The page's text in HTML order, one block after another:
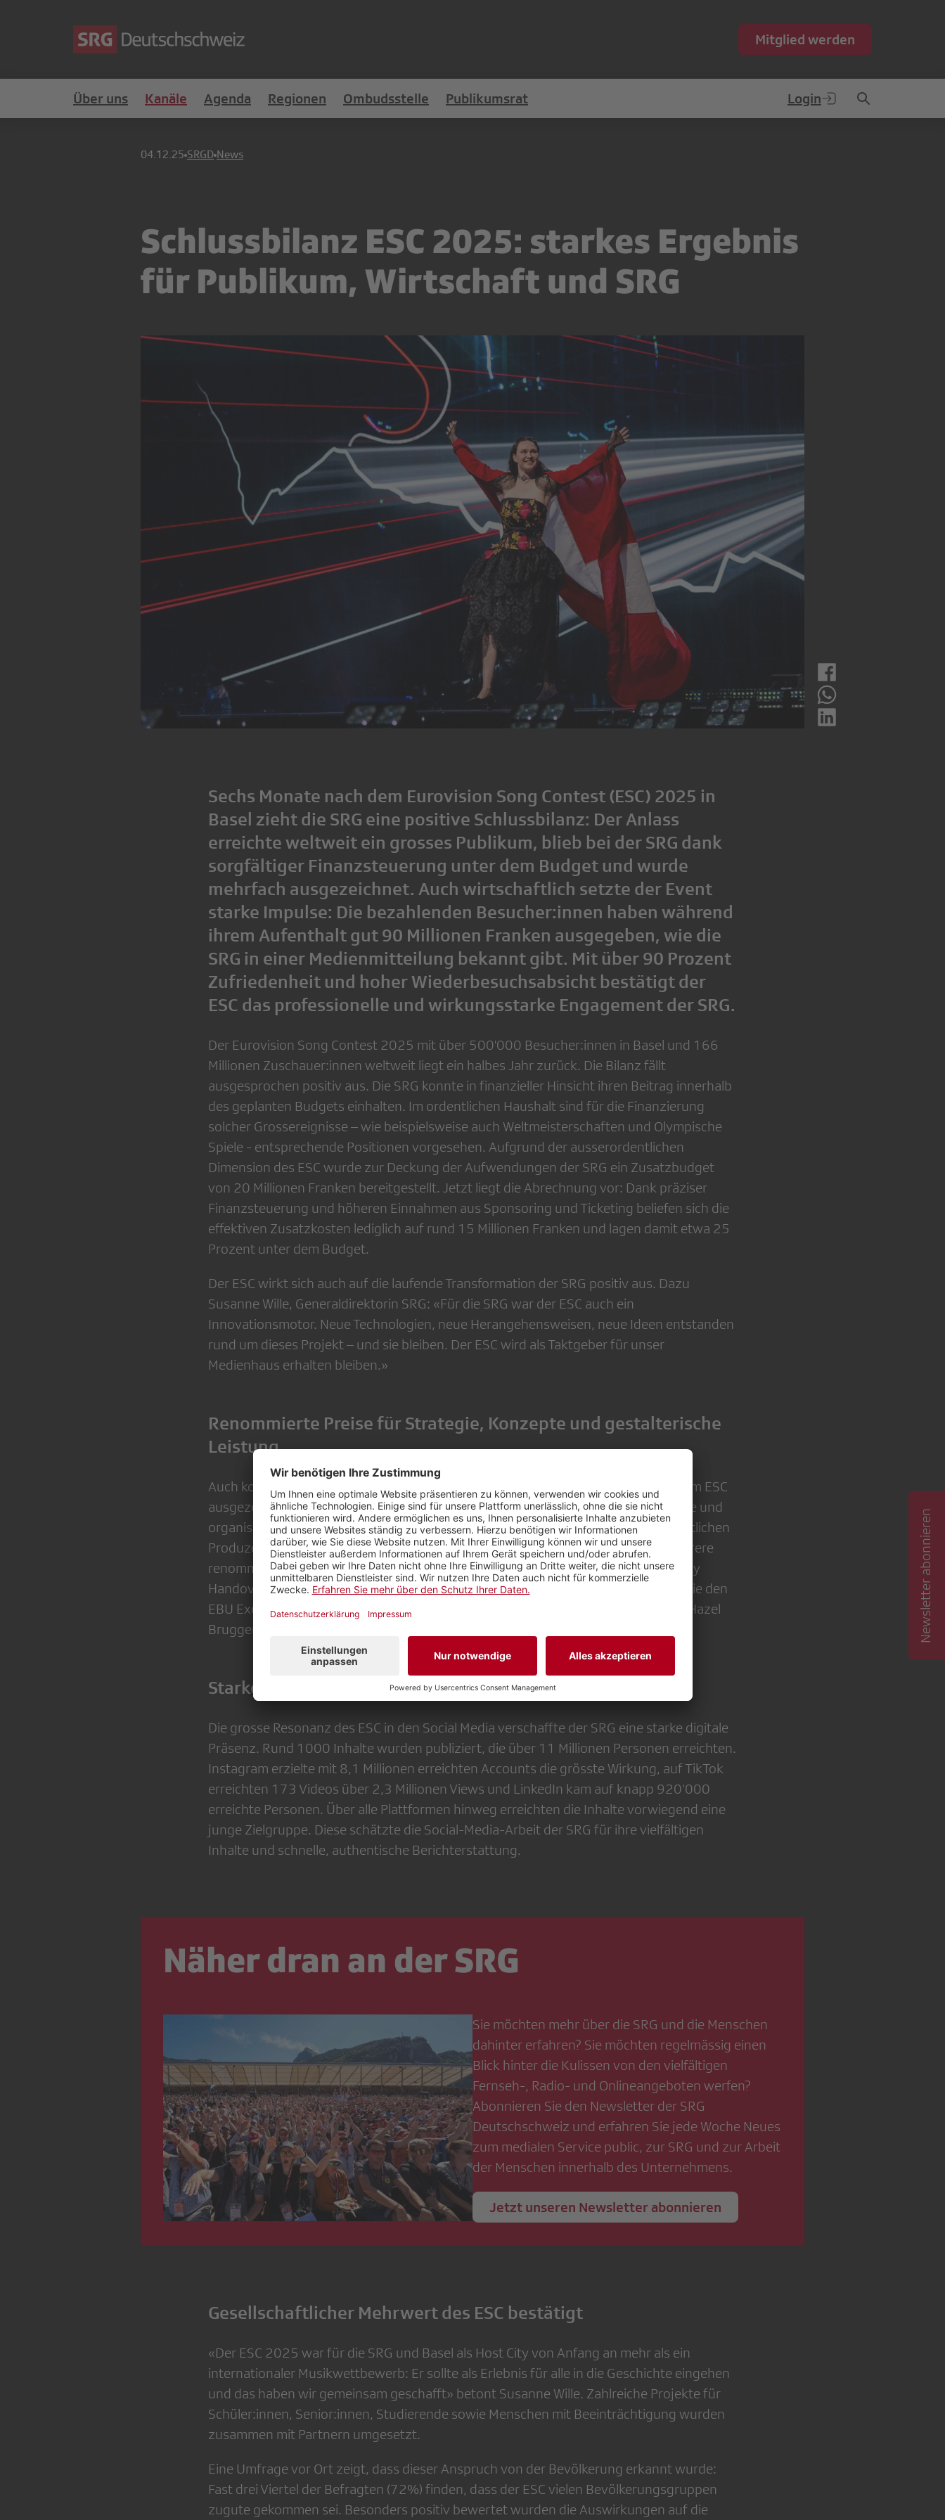
Mitglied werden
Über uns Kanäle Agenda Regionen Ombudsstelle Publikumsrat Login
04.12.25 SRGD News
Schlussbilanz ESC 2025: starkes Ergebnis
für Publikum, Wirtschaft und SRG
Sechs Monate nach dem Eurovision Song Contest (ESC) 2025 in
Basel zieht die SRG eine positive Schlussbilanz: Der Anlass
erreichte weltweit ein grosses Publikum, blieb bei der SRG dank
sorgfältiger Finanzsteuerung unter dem Budget und wurde
mehrfach ausgezeichnet. Auch wirtschaftlich setzte der Event
starke Impulse: Die bezahlenden Besucher:innen haben während
ihrem Aufenthalt gut 90 Millionen Franken ausgegeben, wie die
SRG in einer Medienmitteilung bekannt gibt. Mit über 90 Prozent
Zufriedenheit und hoher Wiederbesuchsabsicht bestätigt der
ESC das professionelle und wirkungsstarke Engagement der SRG.
Der Eurovision Song Contest 2025 mit über 500'000 Besucher:innen in Basel und 166
Millionen Zuschauer:innen weltweit liegt ein halbes Jahr zurück. Die Bilanz fällt
ausgesprochen positiv aus. Die SRG konnte in finanzieller Hinsicht ihren Beitrag innerhalb
des geplanten Budgets einhalten. Im ordentlichen Haushalt sind für die Finanzierung
solcher Grossereignisse – wie beispielsweise auch Weltmeisterschaften und Olympische
Spiele - entsprechende Positionen vorgesehen. Aufgrund der ausserordentlichen
Dimension des ESC wurde zur Deckung der Aufwendungen der SRG ein Zusatzbudget
von 20 Millionen Franken bereitgestellt. Jetzt liegt die Abrechnung vor: Dank präziser
Finanzsteuerung und höheren Einnahmen aus Sponsoring und Ticketing beliefen sich die
effektiven Zusatzkosten lediglich auf rund 15 Millionen Franken und lagen damit etwa 25
Prozent unter dem Budget.
Der ESC wirkt sich auch auf die laufende Transformation der SRG positiv aus. Dazu
Susanne Wille, Generaldirektorin SRG: «Für die SRG war der ESC auch ein
Innovationsmotor. Neue Technologien, neue Herangehensweisen, neue Ideen entstanden
rund um dieses Projekt – und sie bleiben. Der ESC wird als Taktgeber für unser
Medienhaus erhalten bleiben.»
Renommierte Preise für Strategie, Konzepte und gestalterische
Leistung
Auch kommunikativ und organisatorisch wurde die SRG im Zusammenhang mit dem ESC
ausgezeichnet: Zahlreiche Nominierungen würdigten die gestalterische, technische und
organisatorische Leistung der Mitwirkenden – insbesondere der beiden verantwortlichen
Produzenten Moritz Stadler und Reto Peritz. Darüber hinaus gewann die SRG mehrere
renommierte Preise, darunter einen Xaver Award für das Eventkonzept des ESC City
Handover & Semi-Final Draw zusammen mit der Fachhochschule Graubünden sowie den
EBU Excellence in Media Award und die Goldene Feder für Konzept und Strategie. Hazel
Brugger erhielt für ihre ESC-Moderation den Deutschen Comedy Preis.
Starke Resonanz in den digitalen Kanälen
Die grosse Resonanz des ESC in den Social Media verschaffte der SRG eine starke digitale
Präsenz. Rund 1000 Inhalte wurden publiziert, die über 11 Millionen Personen erreichten.
Instagram erzielte mit 8,1 Millionen erreichten Accounts die grösste Wirkung, auf TikTok
erreichten 173 Videos über 2,3 Millionen Views und LinkedIn kam auf knapp 920’000
erreichte Personen. Über alle Plattformen hinweg erreichten die Inhalte vorwiegend eine
junge Zielgruppe. Diese schätzte die Social-Media-Arbeit der SRG für ihre vielfältigen
Inhalte und schnelle, authentische Berichterstattung.
Näher dran an der SRG
Sie möchten mehr über die SRG und die Menschen
dahinter erfahren? Sie möchten regelmässig einen
Blick hinter die Kulissen von den vielfältigen
Fernseh-, Radio- und Onlineangeboten werfen?
Abonnieren Sie den Newsletter der SRG
Deutschschweiz und erfahren Sie jede Woche Neues
zum medialen Service public, zur SRG und zur Arbeit
der Menschen innerhalb des Unternehmens.
Jetzt unseren Newsletter abonnieren
Gesellschaftlicher Mehrwert des ESC bestätigt
«Der ESC 2025 war für die SRG und Basel als Host City von Anfang an mehr als ein
internationaler Musikwettbewerb: Er sollte als Erlebnis für alle in die Geschichte eingehen
und das haben wir gemeinsam geschafft» betont Susanne Wille. Zahlreiche Projekte für
Schüler:innen, Senior:innen, Studierende sowie Menschen mit Beeinträchtigung wurden
zusammen mit Partnern umgesetzt.
Eine Umfrage vor Ort zeigt, dass dieser Anspruch von der Bevölkerung erkannt wurde:
Fast drei Viertel der Befragten (72%) finden, dass der ESC vielen Bevölkerungsgruppen
zugute gekommen sei. Besonders positiv bewertet wurden die Auswirkungen auf die
Newsletter abonnieren